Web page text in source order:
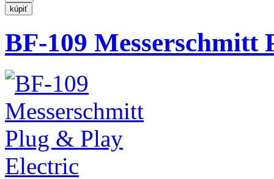
BF-109 Messerschmitt